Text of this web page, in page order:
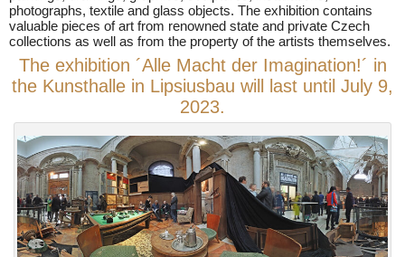
photographs, textile and glass objects. The exhibition contains
valuable pieces of art from renowned state and private Czech
collections as well as from the property of the artists themselves.
The exhibition ´Alle Macht der Imagination!´ in
the Kunsthalle in Lipsiusbau will last until July 9,
2023.